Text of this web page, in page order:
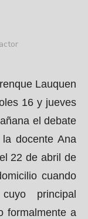
Lauquen
16 y jueves
el debate
docente Ana
22 de abril de
cuando
principal
formalmente a